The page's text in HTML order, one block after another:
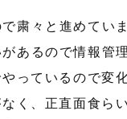
粛々と進めてい
あるので情報管
っているので変
く、正直面食ら